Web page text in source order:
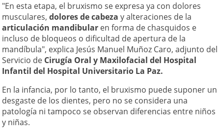
"En esta etapa, el bruxismo se expresa ya con dolores
musculares,dolores de cabeza y alteraciones de la
articulación mandibular en forma de chasquidos e
incluso de bloqueos o dificultad de apertura de la
mandíbula", explica Jesús Manuel Muñoz Caro, adjunto del
Servicio de Cirugía Oral y Maxilofacial del Hospital
Infantil del Hospital Universitario La Paz.
En la infancia, por lo tanto, el bruxismo puede suponer un
desgaste de los dientes, pero no se considera una
patología ni tampoco se observan diferencias entre niños
y niñas.